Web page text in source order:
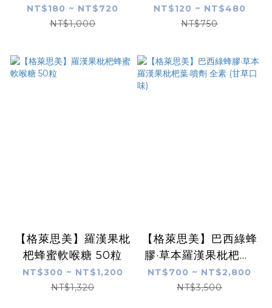
NT$180 ~ NT$720
NT$1,000
30粒
NT$120 ~ NT$480
NT$750
【格萊思美】羅漢果枇
杷蜂蜜軟喉糖 50粒
NT$300 ~ NT$1,200
NT$1,320
【格萊思美】巴西綠蜂
膠·草本羅漢果枇杷葉·
噴劑 全素 (甘草口味)
NT$700 ~ NT$2,800
NT$3,500